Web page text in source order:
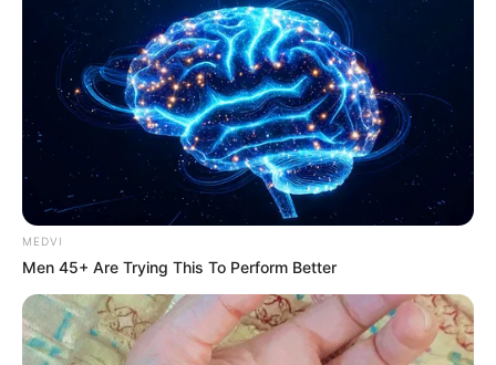
MEDVI
Men 45+ Are Trying This To Perform Better